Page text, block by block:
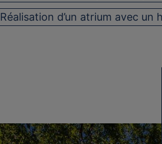
Réalisation d’un atrium avec un